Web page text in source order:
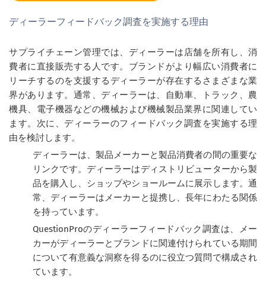
ディーラーフィードバック調査を実施する理由
サプライチェーン管理では、ディーラーは店舗を所有し、消
費者に直接販売する人です。ブランドがより幅広い消費者に
リーチするのを支援するディーラーが存在するさまざまな業
界があります。通常、ディーラーは、自動車、トラック、農
機具、電子機器などの機械および機械製品業界に関連してい
ます。次に、ディーラーのフィードバック調査を実施する理
由を検討します。
ディーラーは、製品メーカーと製品消費者の間の重要な
リンクです。ディーラーはディストリビューターから製
品を購入し、ショップやショールームに展示します。通
常、ディーラーはメーカーと提携し、長年にわたる関係
を持っています。
QuestionProのディーラーフィードバック調査は、メー
カーがディーラーとブランドに関連付けられている期間
について有意義な洞察を得るのに役立つ質問で構成され
ています。